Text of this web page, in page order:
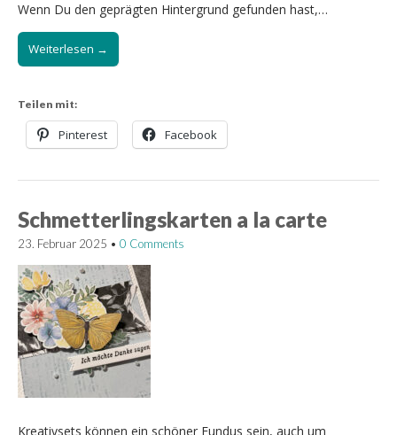
Wenn Du den geprägten Hintergrund gefunden hast,…
Weiterlesen →
Teilen mit:
Pinterest Facebook
Schmetterlingskarten a la carte
23. Februar 2025 • 0 Comments
Kreativsets können ein schöner Fundus sein, auch um